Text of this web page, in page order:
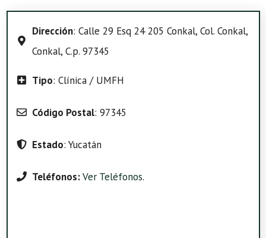
Dirección: Calle 29 Esq 24 205 Conkal, Col. Conkal,
Conkal, C.p. 97345
Tipo: Clínica / UMFH
Código Postal: 97345
Estado: Yucatán
Teléfonos:Ver Teléfonos.